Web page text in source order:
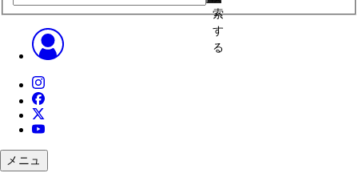
索
す
る
メニュ